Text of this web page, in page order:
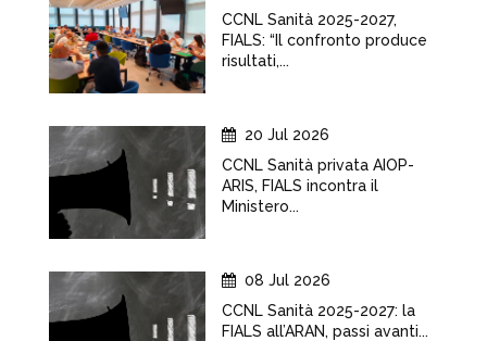
CCNL Sanità 2025-2027,
FIALS: “Il confronto produce
risultati,...
20 Jul 2026
CCNL Sanità privata AIOP-
ARIS, FIALS incontra il
Ministero...
08 Jul 2026
CCNL Sanità 2025-2027: la
FIALS all’ARAN, passi avanti...